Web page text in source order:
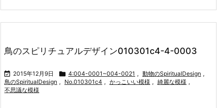
鳥のスピリチュアルデザイン010301c4-4-0003
 2015年12月9日  4:004-0001~004-0021 , 動物のSpiritualDesign ,
鳥のSpiritualDesign , No.010301c4 , かっこいい模様 , 綺麗な模様 ,
不思議な模様